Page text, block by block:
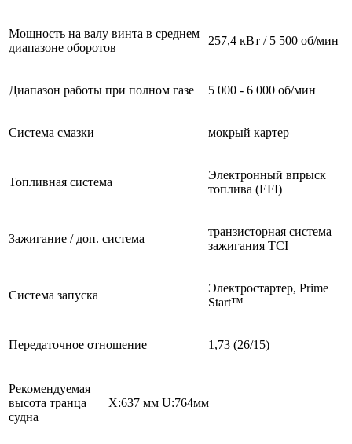
Мощность на валу винта в среднем
диапазоне оборотов
257,4 кВт / 5 500 об/мин
Диапазон работы при полном газе 5 000 - 6 000 об/мин
Система смазки мокрый картер
Топливная система
Электронный впрыск
топлива (EFI)
Зажигание / доп. система
транзисторная система
зажигания TCI
Система запуска
Электростартер, Prime
Start™
Передаточное отношение 1,73 (26/15)
Рекомендуемая
высота транца
судна
X:637 мм U:764мм